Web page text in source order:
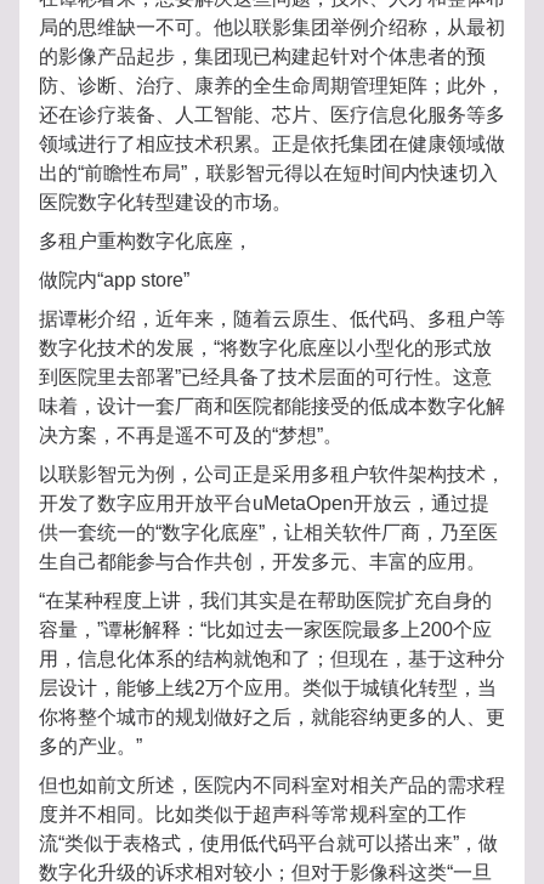
局的思维缺一不可。他以联影集团举例介绍称，从最初
的影像产品起步，集团现已构建起针对个体患者的预
防、诊断、治疗、康养的全生命周期管理矩阵；此外，
还在诊疗装备、人工智能、芯片、医疗信息化服务等多
领域进行了相应技术积累。正是依托集团在健康领域做
出的“前瞻性布局”，联影智元得以在短时间内快速切入
医院数字化转型建设的市场。
多租户重构数字化底座，
做院内“app store”
据谭彬介绍，近年来，随着云原生、低代码、多租户等
数字化技术的发展，“将数字化底座以小型化的形式放
到医院里去部署”已经具备了技术层面的可行性。这意
味着，设计一套厂商和医院都能接受的低成本数字化解
决方案，不再是遥不可及的“梦想”。
以联影智元为例，公司正是采用多租户软件架构技术，
开发了数字应用开放平台uMetaOpen开放云，通过提
供一套统一的“数字化底座”，让相关软件厂商，乃至医
生自己都能参与合作共创，开发多元、丰富的应用。
“在某种程度上讲，我们其实是在帮助医院扩充自身的
容量，”谭彬解释：“比如过去一家医院最多上200个应
用，信息化体系的结构就饱和了；但现在，基于这种分
层设计，能够上线2万个应用。类似于城镇化转型，当
你将整个城市的规划做好之后，就能容纳更多的人、更
多的产业。”
但也如前文所述，医院内不同科室对相关产品的需求程
度并不相同。比如类似于超声科等常规科室的工作
流“类似于表格式，使用低代码平台就可以搭出来”，做
数字化升级的诉求相对较小；但对于影像科这类“一旦